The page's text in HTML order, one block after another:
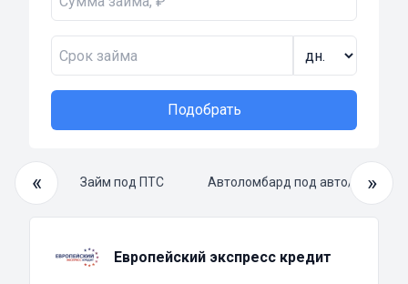
Подобрать
«
займ Займ под ПТС Автоломбард под авто/ПТС
»
Европейский экспресс кредит